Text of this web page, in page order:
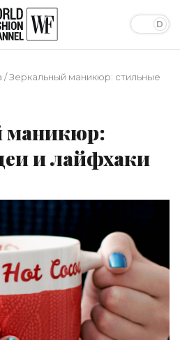
/Зеркальный маникюр: стильные
маникюр:
и лайфхаки